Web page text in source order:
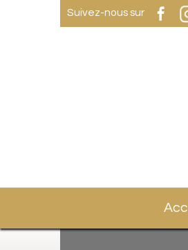
Suivez-nous sur